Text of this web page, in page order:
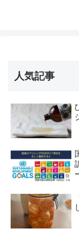
人気記事